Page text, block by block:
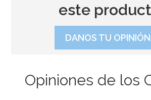
este
DANOS TU OPINIÓN
Opiniones de los